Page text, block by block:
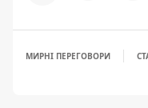
МИРНІ ПЕРЕГОВОРИ